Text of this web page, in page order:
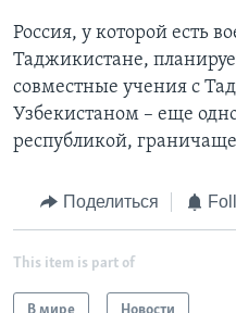
Россия, у которой есть
Таджикистане,
совместные учения с
Узбекистаном – еще
республикой,
Поделиться
This item is part of